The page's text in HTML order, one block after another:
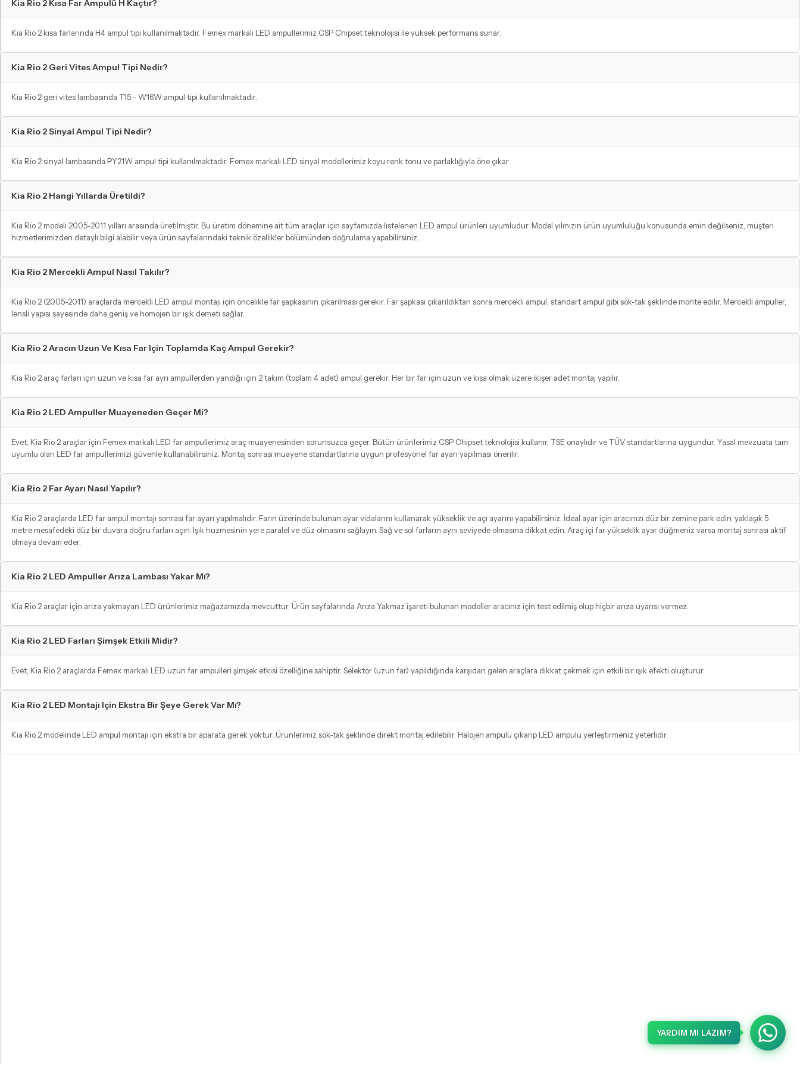
Kia Rio 2 Kısa Far Ampulü H Kaçtır?
Kia Rio 2 kısa farlarında H4 ampul tipi kullanılmaktadır. Femex markalı LED ampullerimiz CSP Chipset teknolojisi ile yüksek performans sunar.
Kia Rio 2 Geri Vites Ampul Tipi Nedir?
Kia Rio 2 geri vites lambasında T15 - W16W ampul tipi kullanılmaktadır.
Kia Rio 2 Sinyal Ampul Tipi Nedir?
Kia Rio 2 sinyal lambasında PY21W ampul tipi kullanılmaktadır. Femex markalı LED sinyal modellerimiz koyu renk tonu ve parlaklığıyla öne çıkar.
Kia Rio 2 Hangi Yıllarda Üretildi?
Kia Rio 2 modeli 2005-2011 yılları arasında üretilmiştir. Bu üretim dönemine ait tüm araçlar için sayfamızda listelenen LED ampul ürünleri uyumludur. Model yılınızın ürün uyumluluğu konusunda emin değilseniz, müşteri
hizmetlerimizden detaylı bilgi alabilir veya ürün sayfalarındaki teknik özellikler bölümünden doğrulama yapabilirsiniz.
Kia Rio 2 Mercekli Ampul Nasıl Takılır?
Kia Rio 2 (2005-2011) araçlarda mercekli LED ampul montajı için öncelikle far şapkasının çıkarılması gerekir. Far şapkası çıkarıldıktan sonra mercekli ampul, standart ampul gibi sök-tak şeklinde monte edilir. Mercekli ampuller,
lensli yapısı sayesinde daha geniş ve homojen bir ışık demeti sağlar.
Kia Rio 2 Aracın Uzun Ve Kısa Far Için Toplamda Kaç Ampul Gerekir?
Kia Rio 2 araç farları için uzun ve kısa far ayrı ampullerden yandığı için 2 takım (toplam 4 adet) ampul gerekir. Her bir far için uzun ve kısa olmak üzere ikişer adet montaj yapılır.
Kia Rio 2 LED Ampuller Muayeneden Geçer Mi?
Evet, Kia Rio 2 araçlar için Femex markalı LED far ampullerimiz araç muayenesinden sorunsuzca geçer. Bütün ürünlerimiz CSP Chipset teknolojisi kullanır, TSE onaylıdır ve TÜV standartlarına uygundur. Yasal mevzuata tam
uyumlu olan LED far ampullerimizi güvenle kullanabilirsiniz. Montaj sonrası muayene standartlarına uygun profesyonel far ayarı yapılması önerilir.
Kia Rio 2 Far Ayarı Nasıl Yapılır?
Kia Rio 2 araçlarda LED far ampul montajı sonrası far ayarı yapılmalıdır. Farın üzerinde bulunan ayar vidalarını kullanarak yükseklik ve açı ayarını yapabilirsiniz. İdeal ayar için aracınızı düz bir zemine park edin, yaklaşık 5
metre mesafedeki düz bir duvara doğru farları açın. Işık huzmesinin yere paralel ve düz olmasını sağlayın. Sağ ve sol farların aynı seviyede olmasına dikkat edin. Araç içi far yükseklik ayar düğmeniz varsa montaj sonrası aktif
olmaya devam eder.
Kia Rio 2 LED Ampuller Arıza Lambası Yakar Mı?
Kia Rio 2 araçlar için arıza yakmayan LED ürünlerimiz mağazamızda mevcuttur. Ürün sayfalarında Arıza Yakmaz işareti bulunan modeller aracınız için test edilmiş olup hiçbir arıza uyarısı vermez.
Kia Rio 2 LED Farları Şimşek Etkili Midir?
Evet, Kia Rio 2 araçlarda Femex markalı LED uzun far ampulleri şimşek etkisi özelliğine sahiptir. Selektör (uzun far) yapıldığında karşıdan gelen araçlara dikkat çekmek için etkili bir ışık efekti oluşturur.
Kia Rio 2 LED Montajı Için Ekstra Bir Şeye Gerek Var Mı?
Kia Rio 2 modelinde LED ampul montajı için ekstra bir aparata gerek yoktur. Ürünlerimiz sök-tak şeklinde direkt montaj edilebilir. Halojen ampulü çıkarıp LED ampulü yerleştirmeniz yeterlidir.
YARDIM MI LAZIM?
ARKA PARK / FREN AMPULLERI